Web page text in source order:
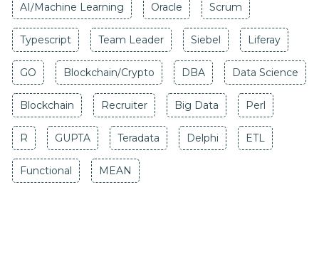
AI/Machine Learning Oracle Scrum
Typescript Team Leader Siebel Liferay
GO Blockchain/Crypto DBA Data Science
Blockchain Recruiter Big Data Perl
R GUPTA Teradata Delphi ETL
Functional MEAN